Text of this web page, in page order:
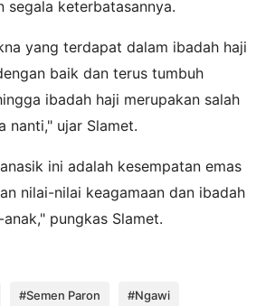
segala keterbatasannya.
yang terdapat dalam ibadah haji
baik dan terus tumbuh
ibadah haji merupakan salah
nanti," ujar Slamet.
ini adalah kesempatan emas
nilai-nilai keagamaan dan ibadah
pungkas Slamet.
#Semen Paron #Ngawi